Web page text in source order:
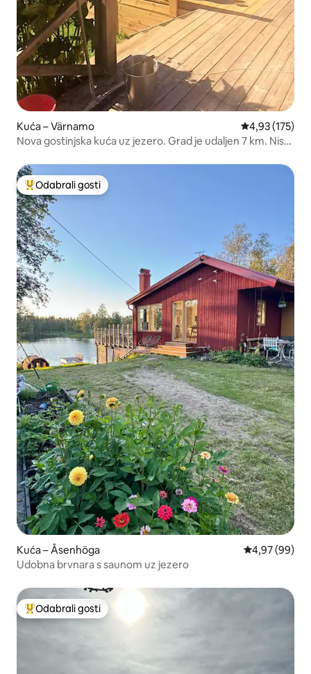
Kuća – Värnamo Prosječna
4,93 (175)
Nova gostinjska kuća uz jezero. Grad je udaljen 7 km. Nisu
Među najviše rangiranima s oznakom „Odabrali gosti”
Odabrali gosti
Kuća – Åsenhöga Prosječna
4,97 (99)
Udobna brvnara s saunom uz jezero
Među najviše rangiranima s oznakom „Odabrali gosti”
Odabrali gosti